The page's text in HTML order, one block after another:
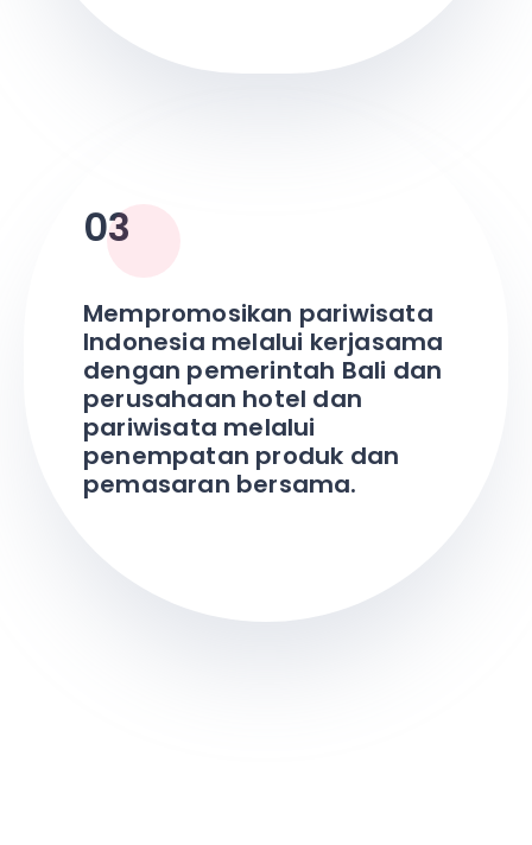
03
Mempromosikan pariwisata
Indonesia melalui kerjasama
dengan pemerintah Bali dan
perusahaan hotel dan
pariwisata melalui
penempatan produk dan
pemasaran bersama.